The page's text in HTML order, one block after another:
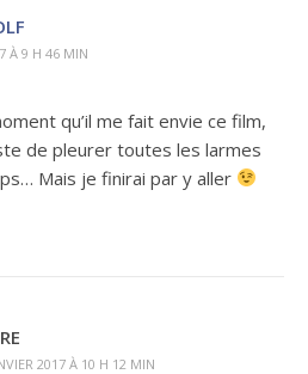
À 9 H 46 MIN
qu’il me fait envie ce film,
de pleurer toutes les larmes
Mais je finirai par y aller
2017 À 10 H 12 MIN